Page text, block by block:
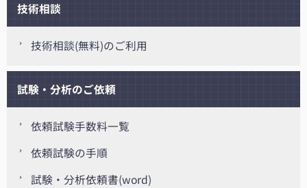
技術相談
技術相談(無料)のご利用
試験・分析のご依頼
依頼試験手数料一覧
依頼試験の手順
試験・分析依頼書(word)